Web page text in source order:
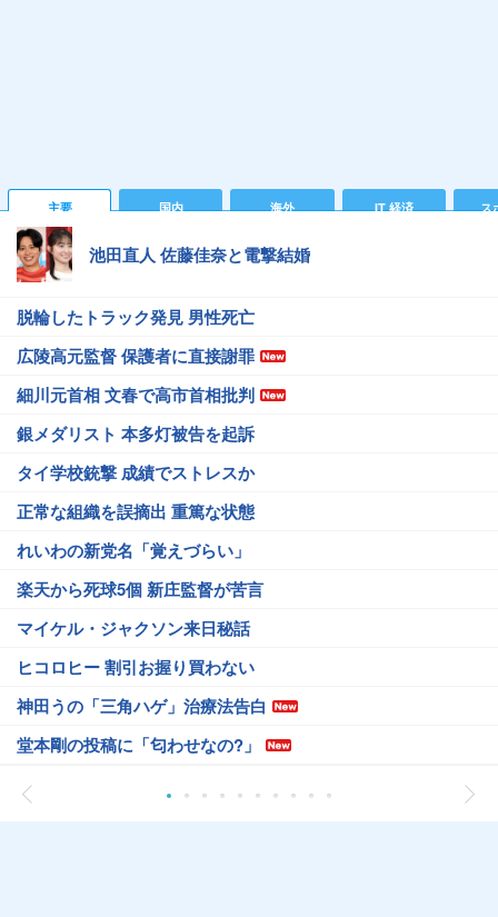
主要 国内 海外 IT 経済 ス
池田直人 佐藤佳奈と電撃結婚
脱輪したトラック発見 男性死亡
広陵高元監督 保護者に直接謝罪
細川元首相 文春で高市首相批判
銀メダリスト 本多灯被告を起訴
タイ学校銃撃 成績でストレスか
正常な組織を誤摘出 重篤な状態
れいわの新党名「覚えづらい」
楽天から死球5個 新庄監督が苦言
マイケル・ジャクソン来日秘話
ヒコロヒー 割引お握り買わない
神田うの「三角ハゲ」治療法告白
堂本剛の投稿に「匂わせなの?」